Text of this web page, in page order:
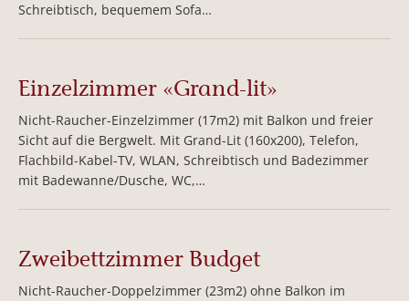
Schreibtisch, bequemem Sofa…
Einzelzimmer «Grand-lit»
Nicht-Raucher-Einzelzimmer (17m2) mit Balkon und freier
Sicht auf die Bergwelt. Mit Grand-Lit (160x200), Telefon,
Flachbild-Kabel-TV, WLAN, Schreibtisch und Badezimmer
mit Badewanne/Dusche, WC,…
Zweibettzimmer Budget
Nicht-Raucher-Doppelzimmer (23m2) ohne Balkon im